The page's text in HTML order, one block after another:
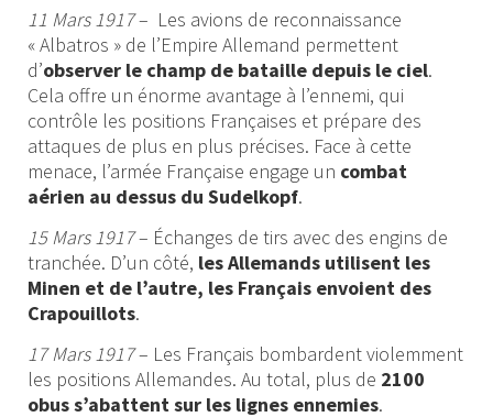
11 Mars 1917– Les avions de reconnaissance
« Albatros » de l’Empire Allemand permettent
d’observer le champ de bataille depuis le ciel.
Cela offre un énorme avantage à l’ennemi, qui
contrôle les positions Françaises et prépare des
attaques de plus en plus précises. Face à cette
menace, l’armée Française engage un combat
aérien au dessus du Sudelkopf.
15 Mars 1917– Échanges de tirs avec des engins de
tranchée. D’un côté, les Allemands utilisent les
Minen et de l’autre, les Français envoient des
Crapouillots.
17 Mars 1917– Les Français bombardent violemment
les positions Allemandes. Au total, plus de 2100
obus s’abattent sur les lignes ennemies.